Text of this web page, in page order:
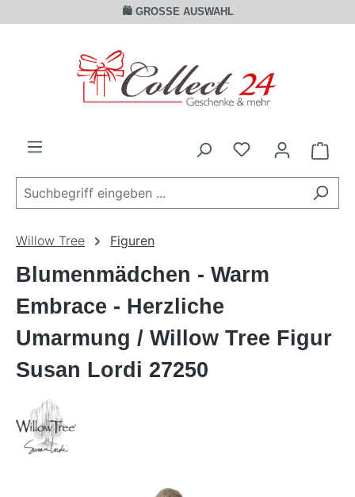
Zum Hauptinhalt springen🛍️ GROSSE AUSWAHL
Willow Tree Figuren
Blumenmädchen - Warm
Embrace - Herzliche
Umarmung / Willow Tree Figur
Susan Lordi 27250